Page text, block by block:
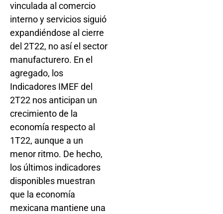
vinculada al comercio
interno y servicios siguió
expandiéndose al cierre
del 2T22, no así el sector
manufacturero. En el
agregado, los
Indicadores IMEF del
2T22 nos anticipan un
crecimiento de la
economía respecto al
1T22, aunque a un
menor ritmo. De hecho,
los últimos indicadores
disponibles muestran
que la economía
mexicana mantiene una